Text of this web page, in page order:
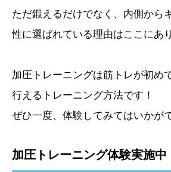
ただ鍛えるだけでなく、内側から
性に選ばれている理由はここにあ
加圧トレーニングは筋トレが初め
行えるトレーニング方法です！
ぜひ一度、体験してみてはいかが
加圧トレーニング体験実施中